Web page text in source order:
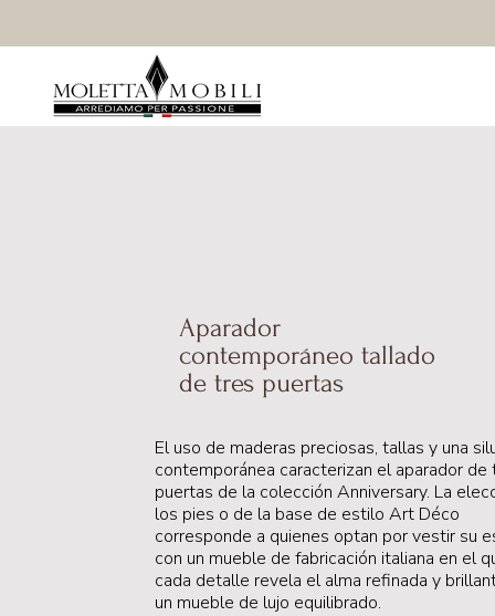
Aparador
contemporáneo tallado
de tres puertas
El uso de maderas preciosas, tallas y una
contemporánea caracterizan el aparador de
puertas de la colección Anniversary. La
los pies o de la base de estilo Art Déco
corresponde a quienes optan por vestir su
con un mueble de fabricación italiana en el
cada detalle revela el alma refinada y
un mueble de lujo equilibrado.